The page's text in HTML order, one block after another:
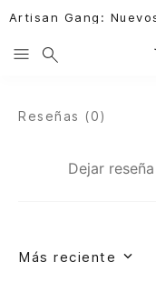
Artisan Gang:
Dejar reseña
Reseñas (0)
Más reciente